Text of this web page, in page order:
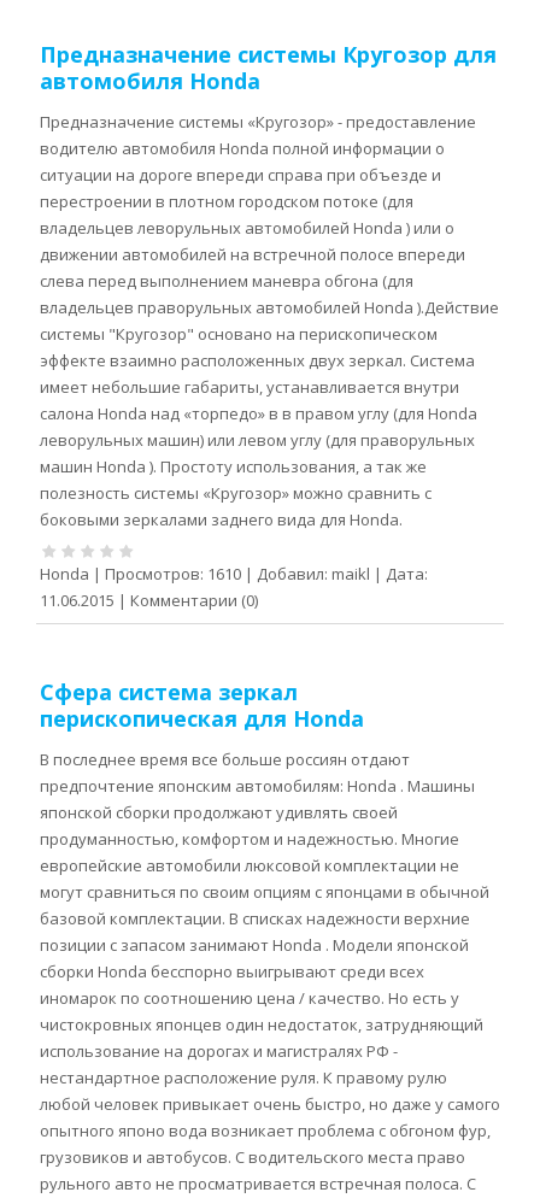
Предназначение системы Кругозор для
автомобиля Honda
Предназначение системы «Кругозор» - предоставление
водителю автомобиля Honda полной информации о
ситуации на дороге впереди справа при объезде и
перестроении в плотном городском потоке (для
владельцев леворульных автомобилей Honda ) или о
движении автомобилей на встречной полосе впереди
слева перед выполнением маневра обгона (для
владельцев праворульных автомобилей Honda ).Действие
системы "Кругозор" основано на перископическом
эффекте взаимно расположенных двух зеркал. Система
имеет небольшие габариты, устанавливается внутри
салона Honda над «торпедо» в в правом углу (для Honda
леворульных машин) или левом углу (для праворульных
машин Honda ). Простоту использования, а так же
полезность системы «Кругозор» можно сравнить с
боковыми зеркалами заднего вида для Honda.
Honda | Просмотров: 1610 | Добавил: maikl | Дата:
11.06.2015 | Комментарии (0)
Сфера система зеркал
перископическая для Honda
В последнее время все больше россиян отдают
предпочтение японским автомобилям: Honda . Машины
японской сборки продолжают удивлять своей
продуманностью, комфортом и надежностью. Многие
европейские автомобили люксовой комплектации не
могут сравниться по своим опциям с японцами в обычной
базовой комплектации. В списках надежности верхние
позиции с запасом занимают Honda . Модели японской
сборки Honda бесспорно выигрывают среди всех
иномарок по соотношению цена / качество. Но есть у
чистокровных японцев один недостаток, затрудняющий
использование на дорогах и магистралях РФ -
нестандартное расположение руля. К правому рулю
любой человек привыкает очень быстро, но даже у самого
опытного японо вода возникает проблема с обгоном фур,
грузовиков и автобусов. С водительского места право
рульного авто не просматривается встречная полоса. С